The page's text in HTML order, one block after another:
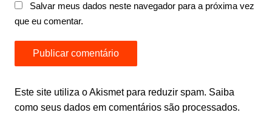
Salvar meus dados neste navegador para a próxima vez
que eu comentar.
Este site utiliza o Akismet para reduzir spam. Saiba
como seus dados em comentários são processados.